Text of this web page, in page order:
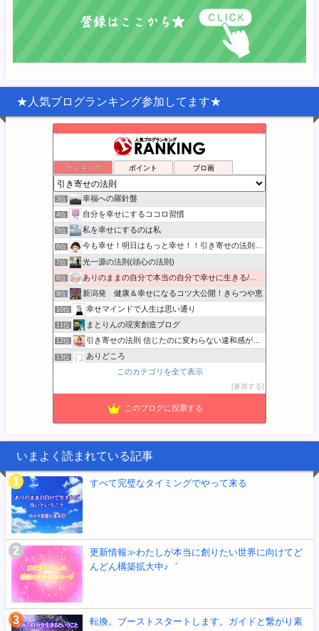
★人気ブログランキング参加してます★
ランキング ポイント ブロ画
宇宙の中心は『わたし』
2位 あなたがこの宇宙に来た理由
3位 幸福への羅針盤
4位 自分を幸せにするココロ習慣
5位 私を幸せにするのは私
6位 今も幸せ！明日はもっと幸せ！！引き寄せの法則実践日記
7位 光一源の法則(頭心の法則)
8位 ありのままの自分で本当の自分で幸せに生きる/本音BLOG
9位 新潟発 健康＆幸せになるコツ大公開！きらつや恵
10位 幸せマインドで人生は思い通り
11位 まとりんの現実創造ブログ
12位 引き寄せの法則 信じたのに変わらない違和感が消える実践ガイド
13位 ありどころ
宇宙の法則 エイブラハムのひと言解説
このカテゴリを全て表示
参加する
このブログに投票する
いまよく読まれている記事
すべて完璧なタイミングでやって来る
更新情報≫わたしが本当に創りたい世界に向けてど
んどん構築拡大中♪゛
転換。ブーストスタートします。ガイドと繋がり素